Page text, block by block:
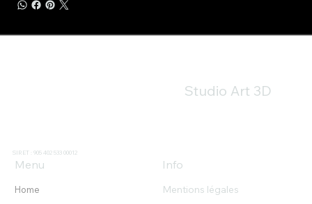
Studio Art 3D
SIRET : 905 402 533 00012
Menu
Home
Info
Mentions légales